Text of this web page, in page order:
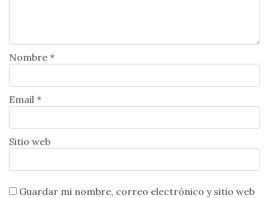
Nombre *
Email *
Sitio web
Guardar mi nombre, correo electrónico y sitio web